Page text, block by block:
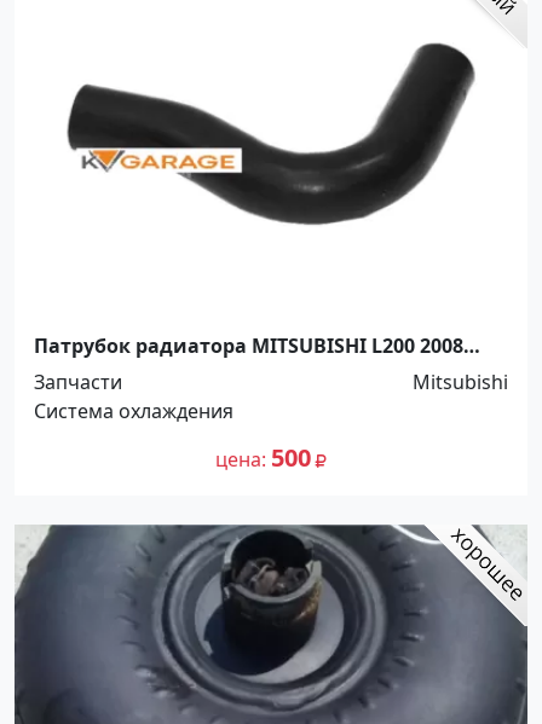
Патрубок радиатора MITSUBISHI L200 2008
PAJERO SPORT 2008- 2.5D Краснодар
Запчасти
Mitsubishi
Система охлаждения
цена 500